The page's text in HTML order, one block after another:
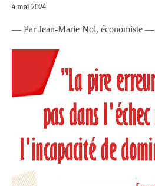
4 mai 2024
— Par Jean-Marie Nol, économiste —